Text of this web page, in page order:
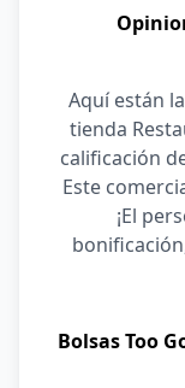
Aquí están
tienda
calificación
Este
¡El
Bolsas Too